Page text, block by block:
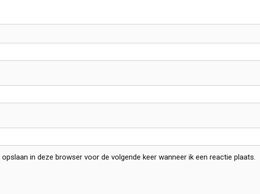
in deze browser voor de volgende keer wanneer ik een reactie plaats.